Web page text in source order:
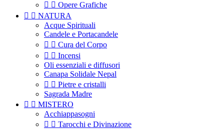
  Opere Grafiche
  NATURA
Acque Spirituali
Candele e Portacandele
  Cura del Corpo
  Incensi
Oli essenziali e diffusori
Canapa Solidale Nepal
  Pietre e cristalli
Sagrada Madre
  MISTERO
Acchiappasogni
  Tarocchi e Divinazione